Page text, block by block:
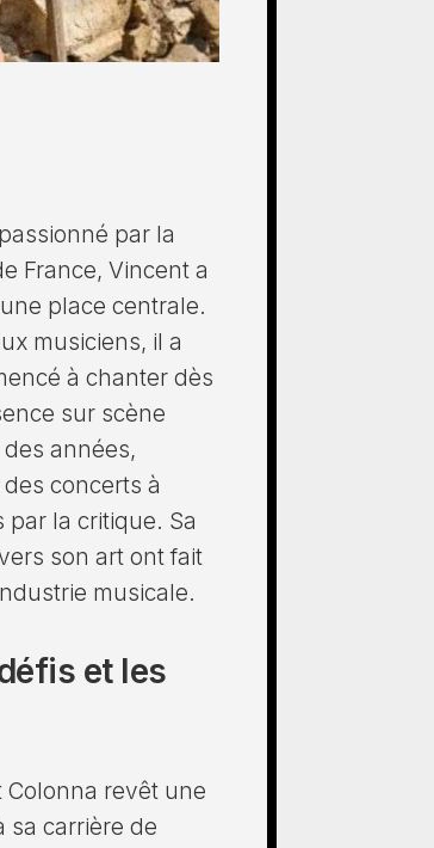
par la
France, Vincent a
place centrale.
musiciens, il a
à chanter dès
sur scène
années,
concerts à
la critique. Sa
son art ont fait
musicale.
et les
revêt une
sa carrière de